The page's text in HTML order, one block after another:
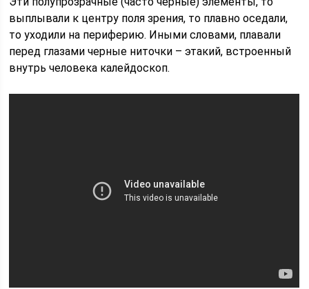
выплывали к центру поля зрения, то плавно оседали,
то уходили на периферию. Иными словами, плавали
перед глазами черные ниточки – этакий, встроенный
внутрь человека калейдоскоп.